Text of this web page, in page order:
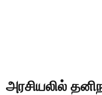
அரசியலில்